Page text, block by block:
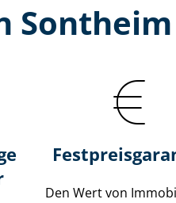
Den Wert von